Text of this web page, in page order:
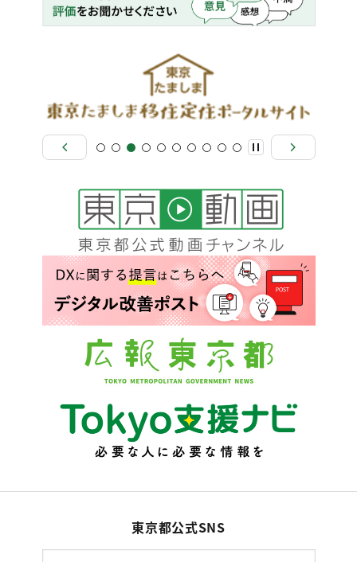
東京都公式SNS